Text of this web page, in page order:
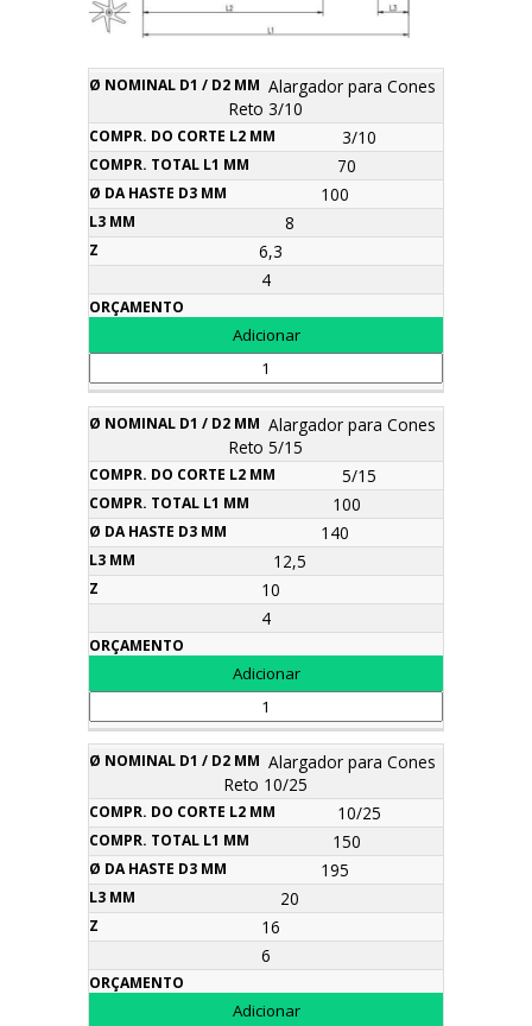
Ø
mm
Compr.
do
corte
L2 mm
Compr.
total
L1 mm
Ø da
Haste
mm
Alargador para Cones
Reto 3/10
3/10
70
100
8
6,3
4
Alargador para Cones
Reto 5/15
5/15
100
140
12,5
10
4
Alargador para Cones
Reto 10/25
10/25
150
195
20
16
6